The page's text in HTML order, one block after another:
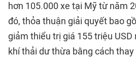
hơn 105.000 xe tại Mỹ từ năm
đó, thỏa thuận giải quyết bao
giảm thiểu trị giá 155 triệu
khí thải dư thừa bằng cách